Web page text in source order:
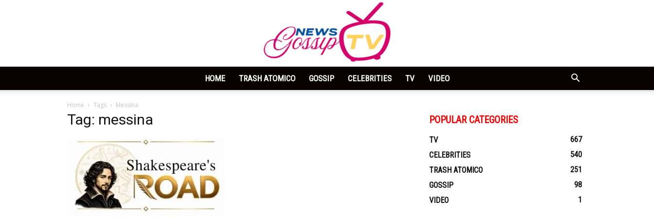
HOME TRASH ATOMICO GOSSIP CELEBRITIES TV VIDEO
Home Tags Messina
Tag: messina POPULAR CATEGORIES
TV
667
CELEBRITIES
540
TRASH ATOMICO
251
GOSSIP
98
VIDEO
1